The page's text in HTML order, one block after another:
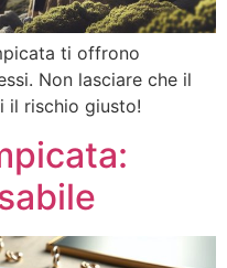
ti offrono
Non lasciare che il
il rischio giusto!